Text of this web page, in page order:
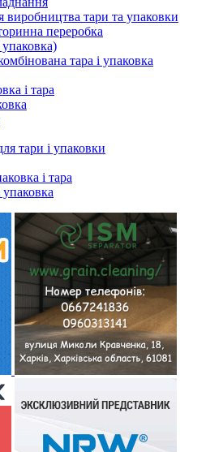
виробництва тари та упаковки
переробка
тара і упаковка
і тара
тари і упаковки
і тара
упаковка